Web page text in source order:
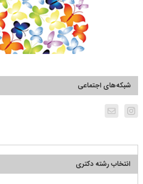
شبکه‌های اجتماعی
انتخاب رشته دکتری